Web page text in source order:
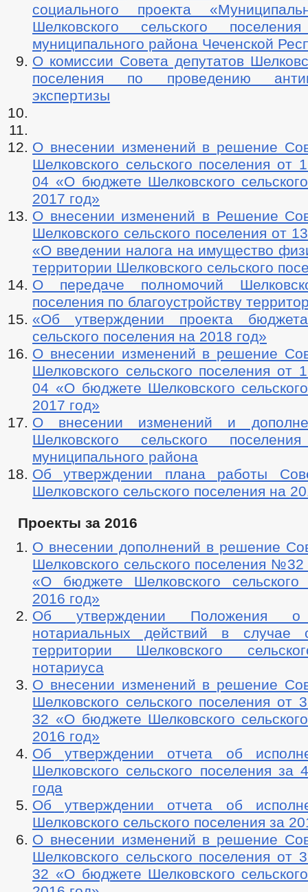
социального проекта
Шелковского сельского
муниципального района Чеченской
О комиссии Совета депутатов
поселения по проведению
экспертизы
О внесении изменений в решение
Шелковского сельского поселения от
04 «О бюджете Шелковского
2017 год»
О внесении изменений в Решение
Шелковского сельского поселения от
«О введении налога на имущество
территории Шелковского сельского
О передаче полномочий
поселения по благоустройству
«Об утверждении проекта
сельского поселения на 2018 год»
О внесении изменений в решение
Шелковского сельского поселения от
04 «О бюджете Шелковского
2017 год»
О внесении изменений и
Шелковского сельского
муниципального района
Об утверждении плана работы
Шелковского сельского поселения на
Проекты за 2016
О внесении дополнений в решение
Шелковского сельского поселения №32
«О бюджете Шелковского
2016 год»
Об утверждении Положения о
нотариальных действий в случае
территории Шелковского
нотариуса
О внесении изменений в решение
Шелковского сельского поселения от
32 «О бюджете Шелковского
2016 год»
Об утверждении отчета об
Шелковского сельского поселения за
года
Об утверждении отчета об
Шелковского сельского поселения за
О внесении изменений в решение
Шелковского сельского поселения от
32 «О бюджете Шелковского